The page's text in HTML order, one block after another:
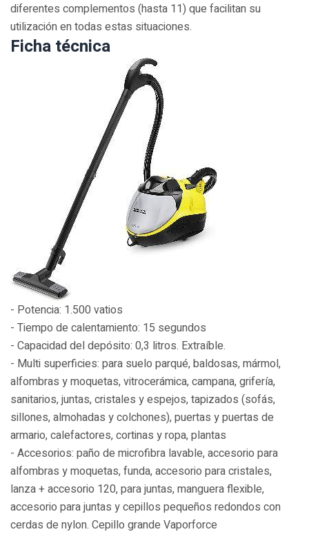
diferentes complementos (hasta 11) que facilitan su
utilización en todas estas situaciones.
Ficha técnica
- Potencia: 1.500 vatios
- Tiempo de calentamiento: 15 segundos
- Capacidad del depósito: 0,3 litros. Extraíble.
- Multi superficies: para suelo parqué, baldosas, mármol,
alfombras y moquetas, vitrocerámica, campana, grifería,
sanitarios, juntas, cristales y espejos, tapizados (sofás,
sillones, almohadas y colchones), puertas y puertas de
armario, calefactores, cortinas y ropa, plantas
- Accesorios: paño de microfibra lavable, accesorio para
alfombras y moquetas, funda, accesorio para cristales,
lanza + accesorio 120, para juntas, manguera flexible,
accesorio para juntas y cepillos pequeños redondos con
cerdas de nylon. Cepillo grande Vaporforce